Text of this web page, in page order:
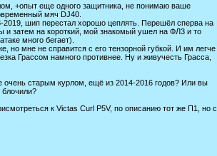
+опыт еще одного защитника, не понимаю ваше
мяч DJ40.
шип перестал хорошо цеплять. Перешёл сперва на
затем на короткий, мой знакомый ушел на ФЛ3 и то
много бегает).
но мне не справится с его тензорной губкой. И им легче
Грассом намного противнее. Ну и живучесть Грасса,
очень старым курлом, ещё из 2014-2016 годов? Или вы
блочили?
к Victas Curl P5V, по описанию тот же П1, но с